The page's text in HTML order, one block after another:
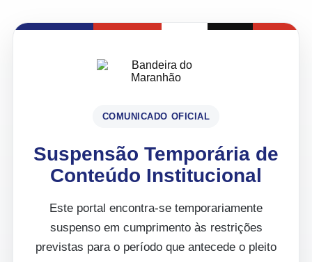
COMUNICADO OFICIAL
Suspensão Temporária de
Conteúdo Institucional
Este portal encontra-se temporariamente
suspenso em cumprimento às restrições
previstas para o período que antecede o pleito